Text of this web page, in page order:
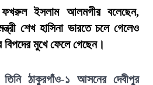
ফখরুল ইসলাম আলমগীর বলেছেন,
শেখ হাসিনা ভারতে চলে গেলেও
বিপদের মুখে ফেলে গেছেন।
ঠাকুরগাঁও-১ আসনের দেবীপুর